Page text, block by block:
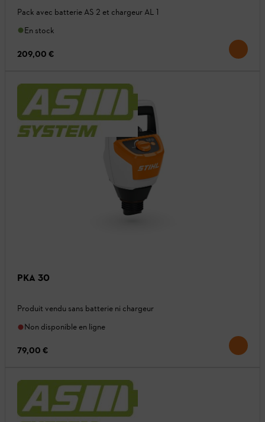
Pack avec batterie AS 2 et chargeur AL 1
En stock
209,00 €
PKA 30
Produit vendu sans batterie ni chargeur
Non disponible en ligne
79,00 €